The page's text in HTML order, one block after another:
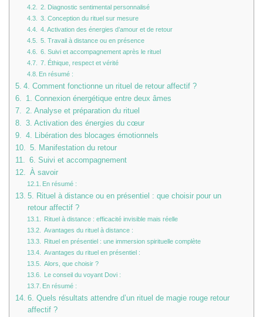
2. Diagnostic sentimental personnalisé
3. Conception du rituel sur mesure
4. Activation des énergies d’amour et de retour
5. Travail à distance ou en présence
6. Suivi et accompagnement après le rituel
7. Éthique, respect et vérité
En résumé :
4. Comment fonctionne un rituel de retour affectif ?
1. Connexion énergétique entre deux âmes
2. Analyse et préparation du rituel
3. Activation des énergies du cœur
4. Libération des blocages émotionnels
5. Manifestation du retour
6. Suivi et accompagnement
À savoir
En résumé :
5. Rituel à distance ou en présentiel : que choisir pour un
retour affectif ?
Rituel à distance : efficacité invisible mais réelle
Avantages du rituel à distance :
Rituel en présentiel : une immersion spirituelle complète
Avantages du rituel en présentiel :
Alors, que choisir ?
Le conseil du voyant Dovi :
En résumé :
6. Quels résultats attendre d’un rituel de magie rouge retour
affectif ?